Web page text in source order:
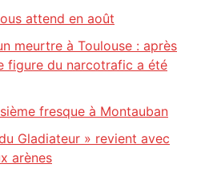
attend en août
meurtre à Toulouse : après
figure du narcotrafic a été
fresque à Montauban
Gladiateur » revient avec
arènes